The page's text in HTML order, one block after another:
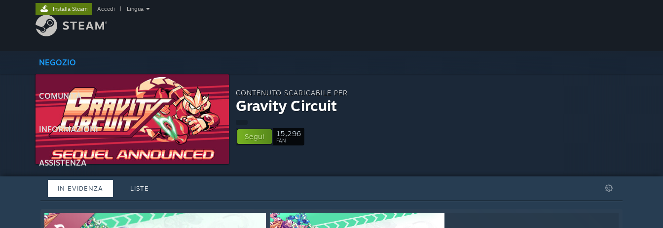
NEGOZIO
COMUNITÀ
INFORMAZIONI
ASSISTENZA
Installa Steam Accedi Lingua
CONTENUTO SCARICABILE PER
Gravity Circuit
Segui 15,296
FAN
IN EVIDENZA LISTE